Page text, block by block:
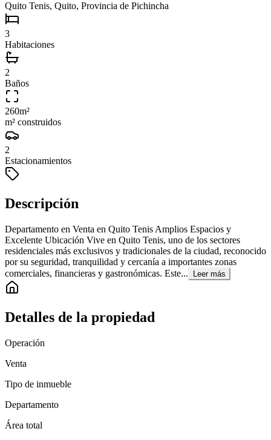
Quito Tenis, Quito, Provincia de Pichincha
3
Habitaciones
2
Baños
260m²
m² construidos
2
Estacionamientos
Descripción
Departamento en Venta en Quito Tenis Amplios Espacios y
Excelente Ubicación Vive en Quito Tenis, uno de los sectores
residenciales más exclusivos y tradicionales de la ciudad, reconocido
por su seguridad, tranquilidad y cercanía a importantes zonas
comerciales, financieras y gastronómicas. Este...
Leer más
Detalles de la propiedad
Operación
Venta
Tipo de inmueble
Departamento
Área total